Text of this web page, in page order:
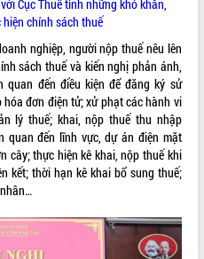
Cục Thuế tỉnh những khó khăn,
chính sách thuế
nghiệp, người nộp thuế nêu lên
sách thuế và kiến nghị phản ánh,
đến điều kiện để đăng ký sử
đơn điện tử; xử phạt các hành vi
lý thuế; khai, nộp thuế thu nhập
quan đến lĩnh vực, dự án điện mặt
cây; thực hiện kê khai, nộp thuế khi
kết; thời hạn kê khai bổ sung thuế;